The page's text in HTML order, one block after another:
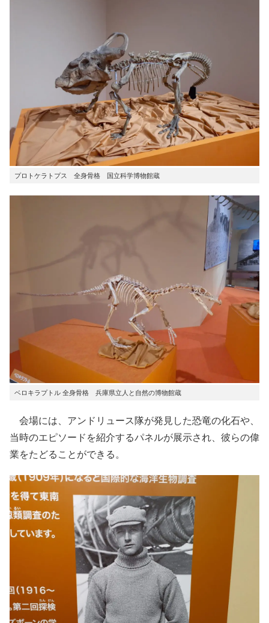
プロトケラトプス 全身骨格 国立科学博物館蔵
ベロキラプトル 全身骨格 兵庫県立人と自然の博物館蔵
会場には、アンドリュース隊が発見した恐竜の化石や、
当時のエピソードを紹介するパネルが展示され、彼らの偉
業をたどることができる。